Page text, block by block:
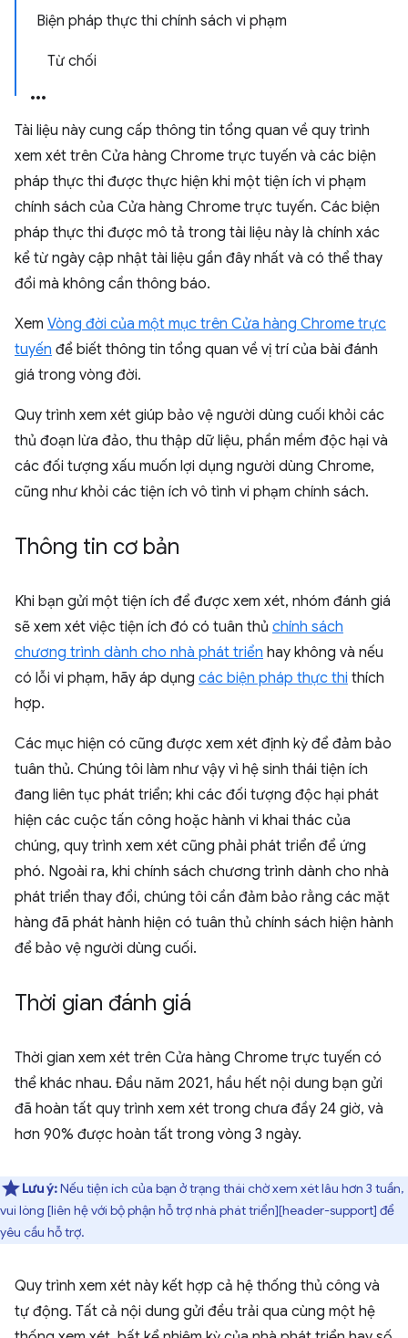
Biện pháp thực thi chính sách vi phạm
Từ chối
Tài liệu này cung cấp thông tin tổng quan về quy trình
xem xét trên Cửa hàng Chrome trực tuyến và các biện
pháp thực thi được thực hiện khi một tiện ích vi phạm
chính sách của Cửa hàng Chrome trực tuyến. Các biện
pháp thực thi được mô tả trong tài liệu này là chính xác
kể từ ngày cập nhật tài liệu gần đây nhất và có thể thay
đổi mà không cần thông báo.
Xem Vòng đời của một mục trên Cửa hàng Chrome trực
tuyến để biết thông tin tổng quan về vị trí của bài đánh
giá trong vòng đời.
Quy trình xem xét giúp bảo vệ người dùng cuối khỏi các
thủ đoạn lừa đảo, thu thập dữ liệu, phần mềm độc hại và
các đối tượng xấu muốn lợi dụng người dùng Chrome,
cũng như khỏi các tiện ích vô tình vi phạm chính sách.
Thông tin cơ bản
Khi bạn gửi một tiện ích để được xem xét, nhóm đánh giá
sẽ xem xét việc tiện ích đó có tuân thủ chính sách
chương trình dành cho nhà phát triển hay không và nếu
có lỗi vi phạm, hãy áp dụng các biện pháp thực thi thích
hợp.
Các mục hiện có cũng được xem xét định kỳ để đảm bảo
tuân thủ. Chúng tôi làm như vậy vì hệ sinh thái tiện ích
đang liên tục phát triển; khi các đối tượng độc hại phát
hiện các cuộc tấn công hoặc hành vi khai thác của
chúng, quy trình xem xét cũng phải phát triển để ứng
phó. Ngoài ra, khi chính sách chương trình dành cho nhà
phát triển thay đổi, chúng tôi cần đảm bảo rằng các mặt
hàng đã phát hành hiện có tuân thủ chính sách hiện hành
để bảo vệ người dùng cuối.
Thời gian đánh giá
Thời gian xem xét trên Cửa hàng Chrome trực tuyến có
thể khác nhau. Đầu năm 2021, hầu hết nội dung bạn gửi
đã hoàn tất quy trình xem xét trong chưa đầy 24 giờ, và
hơn 90% được hoàn tất trong vòng 3 ngày.
Lưu ý:Nếu tiện ích của bạn ở trạng thái chờ xem xét lâu hơn 3 tuần,
vui lòng [liên hệ với bộ phận hỗ trợ nhà phát triển][header-support] để
yêu cầu hỗ trợ.
Quy trình xem xét này kết hợp cả hệ thống thủ công và
tự động. Tất cả nội dung gửi đều trải qua cùng một hệ